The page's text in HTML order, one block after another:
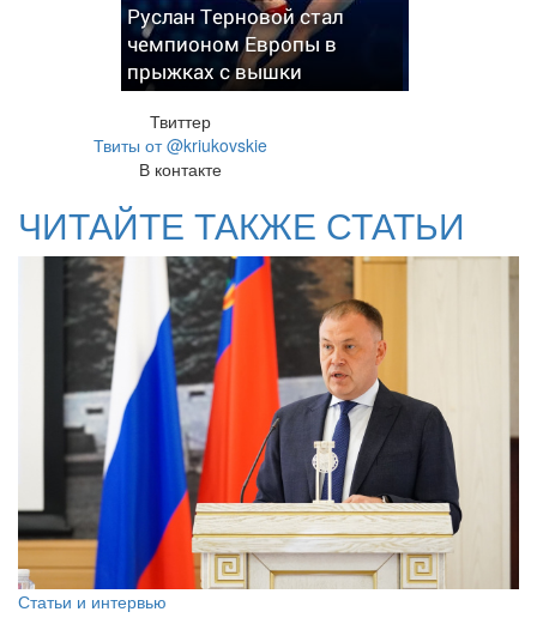
Руслан Терновой стал
чемпионом Европы в
прыжках с вышки
Твиттер
Твиты от @kriukovskie
В контакте
ЧИТАЙТЕ ТАКЖЕ СТАТЬИ
Статьи и интервью